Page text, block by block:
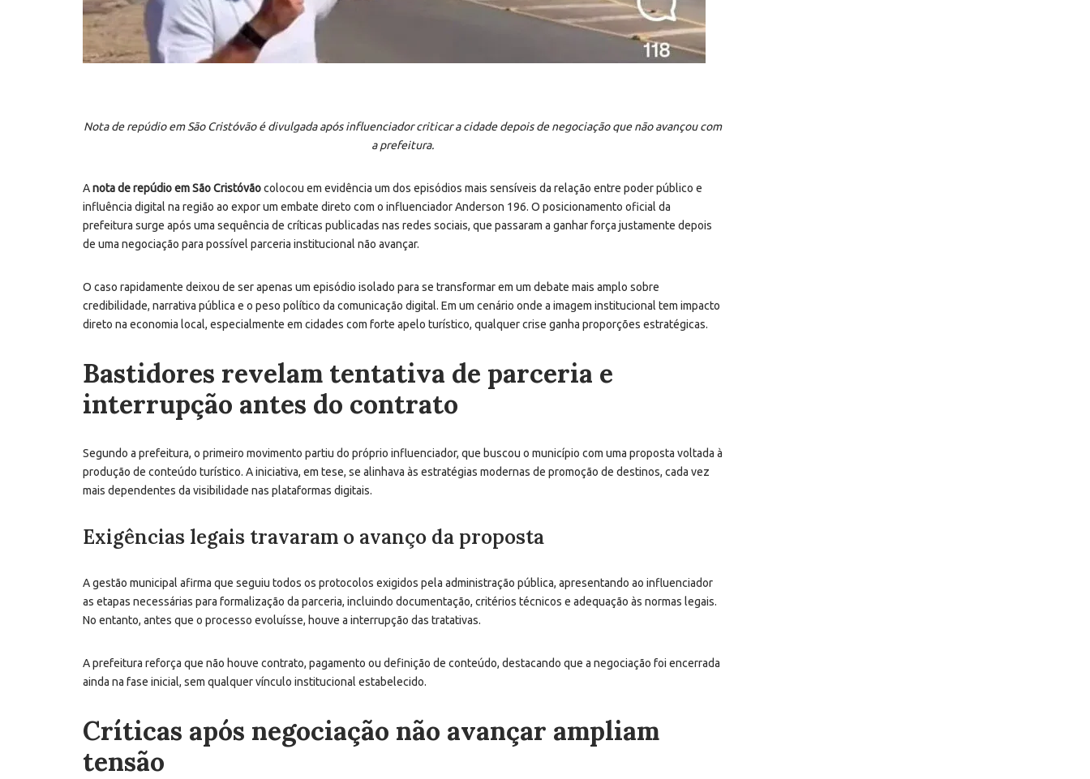
Nota de repúdio em São Cristóvão é divulgada após influenciador criticar a cidade depois de negociação que não avançou com
a prefeitura.
Anota de repúdio emSão Cristóvãocolocou em evidência um dos episódios mais sensíveis da relação entre poder público e
influência digital na região ao expor um embate direto com o influenciadorAnderson 196. O posicionamento oficial da
prefeitura surge após uma sequência de críticas publicadas nas redes sociais, que passaram a ganhar força justamente depois
de uma negociação para possível parceria institucional não avançar.
O caso rapidamente deixou de ser apenas um episódio isolado para se transformar em um debate mais amplo sobre
credibilidade, narrativa pública e o peso político da comunicação digital. Em um cenário onde a imagem institucional tem impacto
direto na economia local, especialmente em cidades com forte apelo turístico, qualquer crise ganha proporções estratégicas.
Bastidores revelam tentativa de parceria e
interrupção antes do contrato
Segundo a prefeitura, o primeiro movimento partiu do próprio influenciador, que buscou o município com uma proposta voltada à
produção de conteúdo turístico. A iniciativa, em tese, se alinhava às estratégias modernas de promoção de destinos, cada vez
mais dependentes da visibilidade nas plataformas digitais.
Exigências legais travaram o avanço da proposta
A gestão municipal afirma que seguiu todos os protocolos exigidos pela administração pública, apresentando ao influenciador
as etapas necessárias para formalização da parceria, incluindo documentação, critérios técnicos e adequação às normas legais.
No entanto, antes que o processo evoluísse, houve a interrupção das tratativas.
A prefeitura reforça que não houve contrato, pagamento ou definição de conteúdo, destacando que a negociação foi encerrada
ainda na fase inicial, sem qualquer vínculo institucional estabelecido.
Críticas após negociação não avançar ampliam
tensão